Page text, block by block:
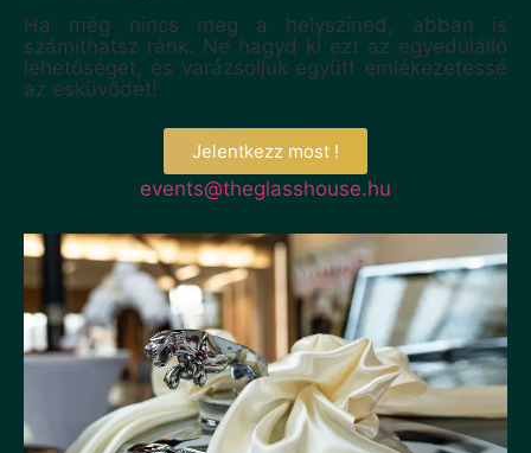
Ha még nincs meg a helyszíned, abban is
számíthatsz ránk. Ne hagyd ki ezt az egyedülálló
lehetőséget, és varázsoljuk együtt emlékezetessé
az esküvődet!
Jelentkezz most !
events@theglasshouse.hu